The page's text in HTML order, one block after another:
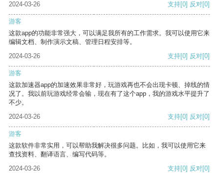
2024-03-26 支持[0] 反对[0]
游客
这款app的功能非常强大，可以满足我所有的工作需求。我可以使用它来
编辑文档、制作演示文稿、管理日程安排等。
2024-03-26
支持[0] 反对[0]
游客
这款加速器app的加速效果非常好，玩游戏再也不会出现卡顿、掉线的情
况了。我以前玩游戏经常会输，现在有了这个app，我的游戏水平提升了
不少。
2024-03-26
支持[0] 反对[0]
游客
这款软件非常实用，可以帮助我解决很多问题。比如，我可以使用它来
查找资料、翻译语言、编写代码等。
2024-03-26
支持[0] 反对[0]